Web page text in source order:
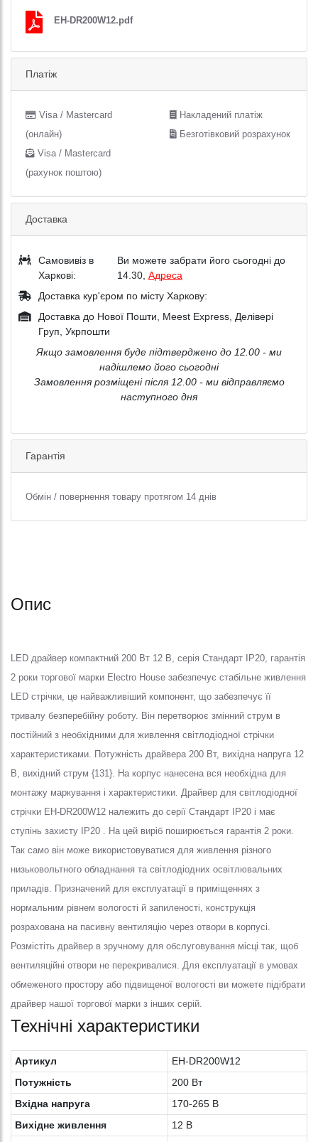
EH-DR200W12.pdf
Платіж
Visa / Mastercard
(онлайн)
Visa / Mastercard
(рахунок поштою)
Накладений платіж
Безготівковий розрахунок
Доставка
Самовивіз в
Харкові:
Ви можете забрати його сьогодні до
14.30, Адреса
Доставка кур'єром по місту Харкову:
Доставка до Нової Пошти, Meest Express, Делівері
Груп, Укрпошти
Якщо замовлення буде підтверджено до 12.00 - ми
надішлемо його сьогодні
Замовлення розміщені після 12.00 - ми відправляємо
наступного дня
Гарантія
Обмін / повернення товару протягом 14 днів
Опис
LED драйвер компактний 200 Вт 12 В, серія Стандарт IP20, гарантія
2 роки торгової марки Electro House забезпечує стабільне живлення
LED стрічки, це найважливіший компонент, що забезпечує її
тривалу безперебійну роботу. Він перетворює змінний струм в
постійний з необхідними для живлення світлодіодної стрічки
характеристиками. Потужність драйвера 200 Вт, вихідна напруга 12
В, вихідний струм {131}. На корпус нанесена вся необхідна для
монтажу маркування і характеристики. Драйвер для світлодіодної
стрічки EH-DR200W12 належить до серії Стандарт IP20 і має
ступінь захисту IP20 . На цей виріб поширюється гарантія 2 роки.
Так само він може використовуватися для живлення різного
низьковольтного обладнання та світлодіодних освітлювальних
приладів. Призначений для експлуатації в приміщеннях з
нормальним рівнем вологості й запиленості, конструкція
розрахована на пасивну вентиляцію через отвори в корпусі.
Розмістіть драйвер в зручному для обслуговування місці так, щоб
вентиляційні отвори не перекривалися. Для експлуатації в умовах
обмеженого простору або підвищеної вологості ви можете підібрати
драйвер нашої торгової марки з інших серій.
Технічні характеристики
Артикул
EH-DR200W12
Потужність
200 Вт
Вхідна напруга
170-265 В
Вихідне живлення
12 В